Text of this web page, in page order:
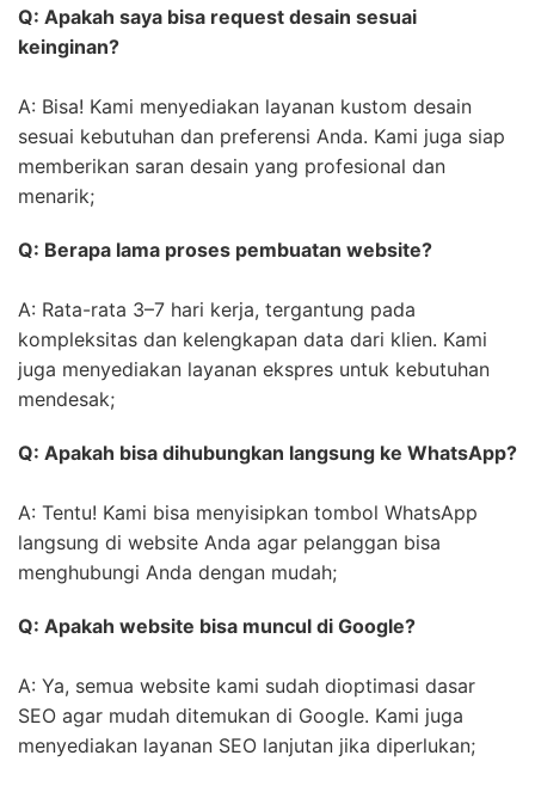
Q: Apakah saya bisa request desain sesuai
keinginan?
A: Bisa! Kami menyediakan layanan kustom desain
sesuai kebutuhan dan preferensi Anda. Kami juga siap
memberikan saran desain yang profesional dan
menarik;
Q: Berapa lama proses pembuatan website?
A: Rata-rata 3–7 hari kerja, tergantung pada
kompleksitas dan kelengkapan data dari klien. Kami
juga menyediakan layanan ekspres untuk kebutuhan
mendesak;
Q: Apakah bisa dihubungkan langsung ke WhatsApp?
A: Tentu! Kami bisa menyisipkan tombol WhatsApp
langsung di website Anda agar pelanggan bisa
menghubungi Anda dengan mudah;
Q: Apakah website bisa muncul di Google?
A: Ya, semua website kami sudah dioptimasi dasar
SEO agar mudah ditemukan di Google. Kami juga
menyediakan layanan SEO lanjutan jika diperlukan;